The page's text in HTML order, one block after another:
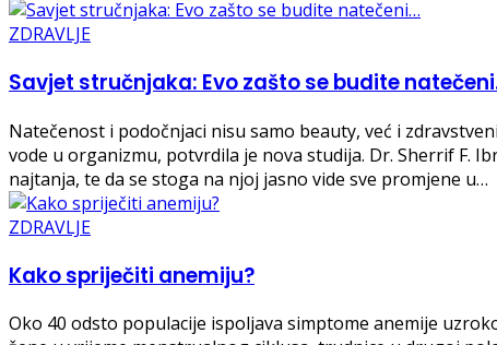
ZDRAVLJE
Savjet stručnjaka: Evo zašto se budite
Natečenost i podočnjaci nisu samo beauty, već i
vode u organizmu, potvrdila je nova studija. Dr. Sherrif F.
najtanja, te da se stoga na njoj jasno vide sve promjene u…
ZDRAVLJE
Kako spriječiti anemiju?
Oko 40 odsto populacije ispoljava simptome anemije